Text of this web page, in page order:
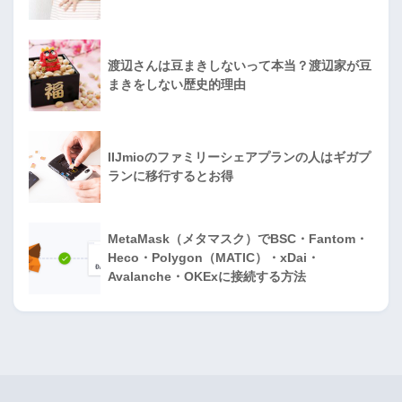
渡辺さんは豆まきしないって本当？渡辺家が豆
まきをしない歴史的理由
IIJmioのファミリーシェアプランの人はギガプ
ランに移行するとお得
MetaMask（メタマスク）でBSC・Fantom・
Heco・Polygon（MATIC）・xDai・
Avalanche・OKExに接続する方法